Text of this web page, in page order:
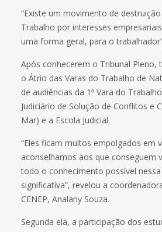
“Existe um movimento de
Trabalho por interesses
uma forma geral, para o
Após conhecerem o Tribunal Pleno,
o Átrio das Varas do Trabalho de
de audiências da 1ª Vara do
Judiciário de Solução de Conflitos e
Mar) e a Escola Judicial.
“Eles ficam muitos empolgados em
aconselhamos aos que conseguem
todo o conhecimento possível
significativa”, revelou a
CENEP, Analany Souza.
Segunda ela, a participação dos